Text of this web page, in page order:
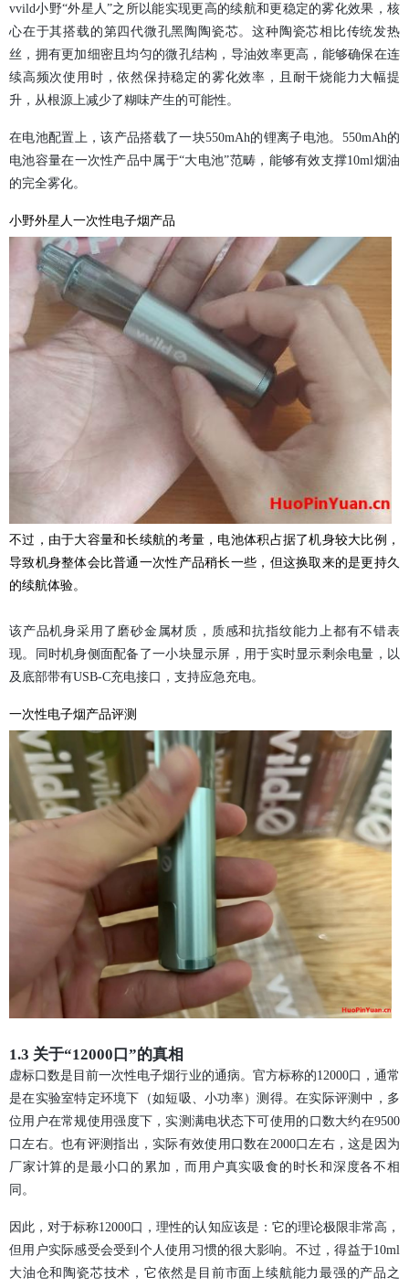
vvild小野“外星人”之所以能实现更高的续航和更稳定的雾化效果，核
心在于其搭载的第四代微孔黑陶陶瓷芯。这种陶瓷芯相比传统发热
丝，拥有更加细密且均匀的微孔结构，导油效率更高，能够确保在连
续高频次使用时，依然保持稳定的雾化效率，且耐干烧能力大幅提
升，从根源上减少了糊味产生的可能性。
在电池配置上，该产品搭载了一块550mAh的锂离子电池。550mAh的
电池容量在一次性产品中属于“大电池”范畴，能够有效支撑10ml烟油
的完全雾化。
小野外星人一次性电子烟产品
不过，由于大容量和长续航的考量，电池体积占据了机身较大比例，
导致机身整体会比普通一次性产品稍长一些，但这换取来的是更持久
的续航体验。
该产品机身采用了磨砂金属材质，质感和抗指纹能力上都有不错表
现。同时机身侧面配备了一小块显示屏，用于实时显示剩余电量，以
及底部带有USB-C充电接口，支持应急充电。
一次性电子烟产品评测
1.3 关于“12000口”的真相
虚标口数是目前一次性电子烟行业的通病。官方标称的12000口，通常
是在实验室特定环境下（如短吸、小功率）测得。在实际评测中，多
位用户在常规使用强度下，实测满电状态下可使用的口数大约在9500
口左右。也有评测指出，实际有效使用口数在2000口左右，这是因为
厂家计算的是最小口的累加，而用户真实吸食的时长和深度各不相
同。
因此，对于标称12000口，理性的认知应该是：它的理论极限非常高，
但用户实际感受会受到个人使用习惯的很大影响。不过，得益于10ml
大油仓和陶瓷芯技术，它依然是目前市面上续航能力最强的产品之